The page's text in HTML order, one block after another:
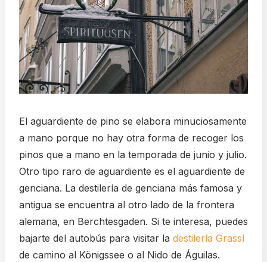
El aguardiente de pino se elabora minuciosamente
a mano porque no hay otra forma de recoger los
pinos que a mano en la temporada de junio y julio.
Otro tipo raro de aguardiente es el aguardiente de
genciana. La destilería de genciana más famosa y
antigua se encuentra al otro lado de la frontera
alemana, en Berchtesgaden. Si te interesa, puedes
bajarte del autobús para visitar la destilería Grassl
de camino al Königssee o al Nido de Águilas.